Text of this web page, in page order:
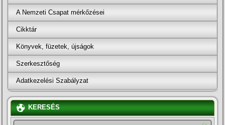
A Nemzeti Csapat mérkőzései
Cikktár
Könyvek, füzetek, újságok
Szerkesztőség
Adatkezelési Szabályzat
KERESÉS